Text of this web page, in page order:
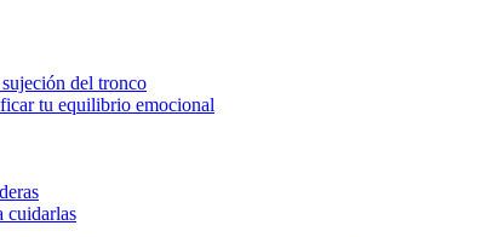
del tronco
tu equilibrio emocional
cuidarlas